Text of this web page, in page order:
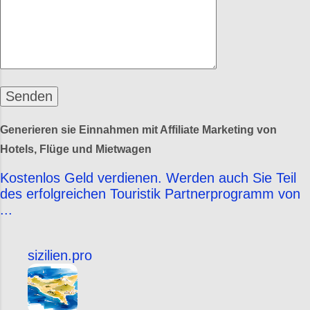
Generieren sie Einnahmen mit Affiliate Marketing von
Hotels, Flüge und Mietwagen
Kostenlos Geld verdienen. Werden auch Sie Teil
des erfolgreichen Touristik Partnerprogramm von
...
sizilien.pro